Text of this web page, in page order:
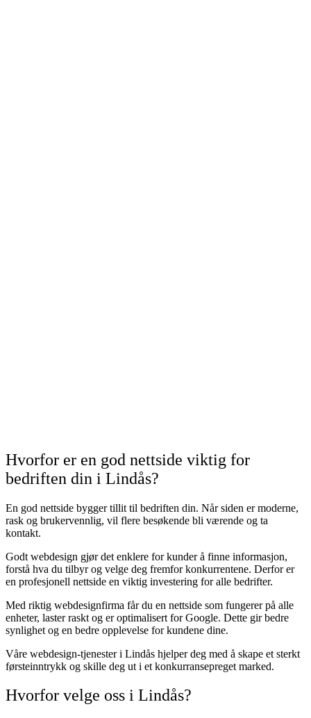
Hvorfor er en god nettside viktig for
bedriften din i Lindås?
En god nettside bygger tillit til bedriften din. Når siden er moderne,
rask og brukervennlig, vil flere besøkende bli værende og ta
kontakt.
Godt webdesign gjør det enklere for kunder å finne informasjon,
forstå hva du tilbyr og velge deg fremfor konkurrentene. Derfor er
en profesjonell nettside en viktig investering for alle bedrifter.
Med riktig webdesignfirma får du en nettside som fungerer på alle
enheter, laster raskt og er optimalisert for Google. Dette gir bedre
synlighet og en bedre opplevelse for kundene dine.
Våre webdesign-tjenester i Lindås hjelper deg med å skape et sterkt
førsteinntrykk og skille deg ut i et konkurransepreget marked.
Hvorfor velge oss i Lindås?